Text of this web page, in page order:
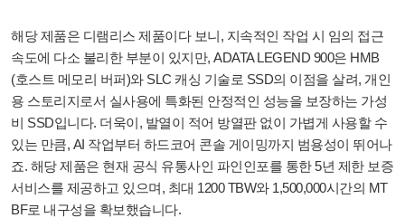
해당 제품은 디램리스 제품이다 보니, 지속적인 작업 시 임의 접근
속도에 다소 불리한 부분이 있지만, ADATA LEGEND 900은 HMB
(호스트 메모리 버퍼)와 SLC 캐싱 기술로 SSD의 이점을 살려, 개인
용 스토리지로서 실사용에 특화된 안정적인 성능을 보장하는 가성
비 SSD입니다. 더욱이, 발열이 적어 방열판 없이 가볍게 사용할 수
있는 만큼, AI 작업부터 하드코어 콘솔 게이밍까지 범용성이 뛰어나
죠. 해당 제품은 현재 공식 유통사인 파인인포를 통한 5년 제한 보증
서비스를 제공하고 있으며, 최대 1200 TBW와 1,500,000시간의 MT
BF로 내구성을 확보했습니다.